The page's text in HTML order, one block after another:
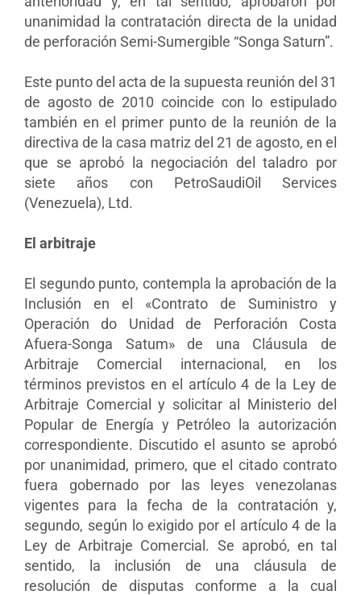
unanimidad la contratación directa de la unidad
de perforación Semi-Sumergible “Songa Saturn”.
Este punto del acta de la supuesta reunión del 31
de agosto de 2010 coincide con lo estipulado
también en el primer punto de la reunión de la
directiva de la casa matriz del 21 de agosto, en el
que se aprobó la negociación del taladro por
siete años con PetroSaudiOil Services
(Venezuela), Ltd.
El arbitraje
El segundo punto, contempla la aprobación de la
Inclusión en el «Contrato de Suministro y
Operación do Unidad de Perforación Costa
Afuera-Songa Satum» de una Cláusula de
Arbitraje Comercial internacional, en los
términos previstos en el artículo 4 de la Ley de
Arbitraje Comercial y solicitar al Ministerio del
Popular de Energía y Petróleo la autorización
correspondiente. Discutido el asunto se aprobó
por unanimidad, primero, que el citado contrato
fuera gobernado por las leyes venezolanas
vigentes para la fecha de la contratación y,
segundo, según lo exigido por el artículo 4 de la
Ley de Arbitraje Comercial. Se aprobó, en tal
sentido, la inclusión de una cláusula de
resolución de disputas conforme a la cual